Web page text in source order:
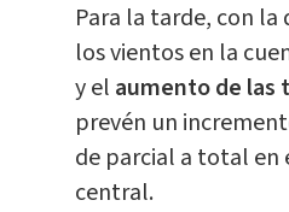
Para la tarde, con la
los vientos en la
y el aumento de las
prevén un
de parcial a total en
central.